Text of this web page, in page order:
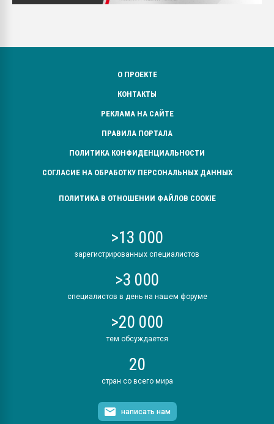
О ПРОЕКТЕ
КОНТАКТЫ
РЕКЛАМА НА САЙТЕ
ПРАВИЛА ПОРТАЛА
ПОЛИТИКА КОНФИДЕНЦИАЛЬНОСТИ
СОГЛАСИЕ НА ОБРАБОТКУ ПЕРСОНАЛЬНЫХ ДАННЫХ
ПОЛИТИКА В ОТНОШЕНИИ ФАЙЛОВ COOKIE
>13 000
зарегистрированных специалистов
>3 000
специалистов в день на нашем форуме
>20 000
тем обсуждается
20
стран со всего мира
написать нам